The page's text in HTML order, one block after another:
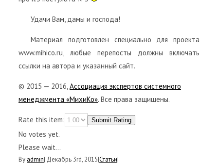
Удачи Вам, дамы и господа!
Материал подготовлен специально для проекта
www.mihico.ru, любые перепосты должны включать
ссылки на автора и указанный сайт.
© 2015 — 2016, Ассоциация экспертов системного
менеджмента «МихиКо». Все права защищены.
Rate this item: Submit Rating
No votes yet.
Please wait...
By admin| Декабрь 3rd, 2015|Статьи|